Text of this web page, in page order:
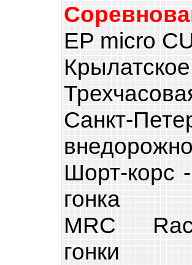
EP micro
Санкт-
Шорт-корс
гонка
MRC
гонки